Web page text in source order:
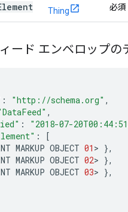
Thing 必須
ィード エンベロップの
: "http://schema.org" ,
,
: "2018-07-
:
[
MARKUP OBJECT 01 > },
MARKUP OBJECT 02> },
MARKUP OBJECT 03> },